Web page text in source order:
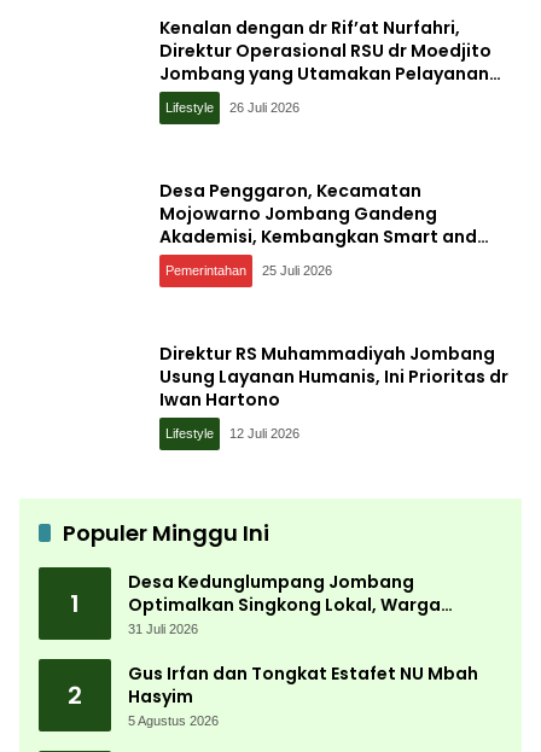
Kenalan dengan dr Rif’at Nurfahri,
Direktur Operasional RSU dr Moedjito
Jombang yang Utamakan Pelayanan
Ilmiah
Lifestyle 26 Juli 2026
Desa Penggaron, Kecamatan
Mojowarno Jombang Gandeng
Akademisi, Kembangkan Smart and
Sustainable Village, Ini Tujuannya
Pemerintahan 25 Juli 2026
Direktur RS Muhammadiyah Jombang
Usung Layanan Humanis, Ini Prioritas dr
Iwan Hartono
Lifestyle 12 Juli 2026
Populer Minggu Ini
1
Desa Kedunglumpang Jombang
Optimalkan Singkong Lokal, Warga
Diajari Produksi Tepung Mocaf
31 Juli 2026
2
Gus Irfan dan Tongkat Estafet NU Mbah
Hasyim
5 Agustus 2026